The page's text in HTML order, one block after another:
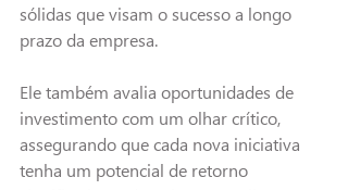
sólidas que visam o sucesso a longo
prazo da empresa.
Ele também avalia oportunidades de
investimento com um olhar crítico,
assegurando que cada nova iniciativa
tenha um potencial de retorno